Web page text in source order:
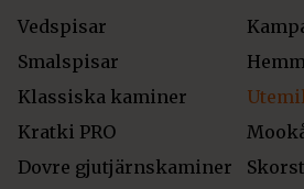
Vedspisar
Smalspisar
Klassiska kaminer
Kratki PRO
Dovre gjutjärnskaminer